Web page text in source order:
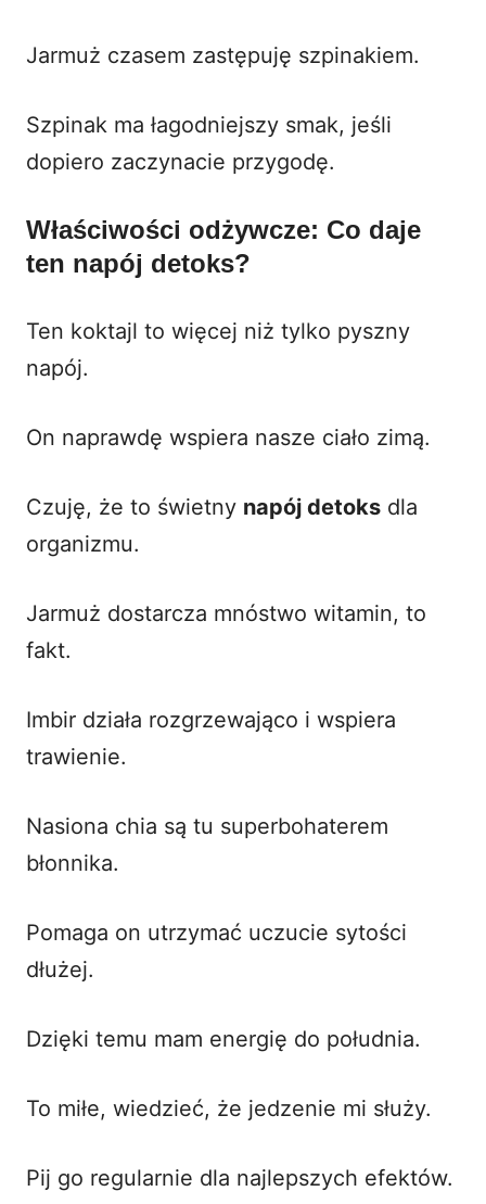
Jarmuż czasem zastępuję szpinakiem.
Szpinak ma łagodniejszy smak, jeśli
dopiero zaczynacie przygodę.
Właściwości odżywcze: Co daje
ten napój detoks?
Ten koktajl to więcej niż tylko pyszny
napój.
On naprawdę wspiera nasze ciało zimą.
Czuję, że to świetny napój detoks dla
organizmu.
Jarmuż dostarcza mnóstwo witamin, to
fakt.
Imbir działa rozgrzewająco i wspiera
trawienie.
Nasiona chia są tu superbohaterem
błonnika.
Pomaga on utrzymać uczucie sytości
dłużej.
Dzięki temu mam energię do południa.
To miłe, wiedzieć, że jedzenie mi służy.
Pij go regularnie dla najlepszych efektów.